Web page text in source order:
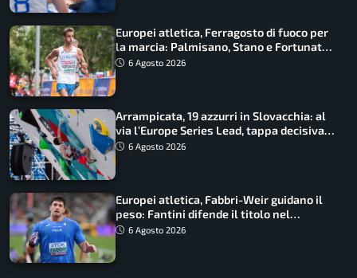
Europei atletica, Ferragosto di fuoco per
la marcia: Palmisano, Stano e Fortunato
guidano l’Italia
6 Agosto 2026
Arrampicata, 19 azzurri in Slovacchia: al
via l’Europe Series Lead, tappa decisiva
per la Speed
6 Agosto 2026
Europei atletica, Fabbri-Weir guidano il
peso: Fantini difende il titolo nel
martello
6 Agosto 2026